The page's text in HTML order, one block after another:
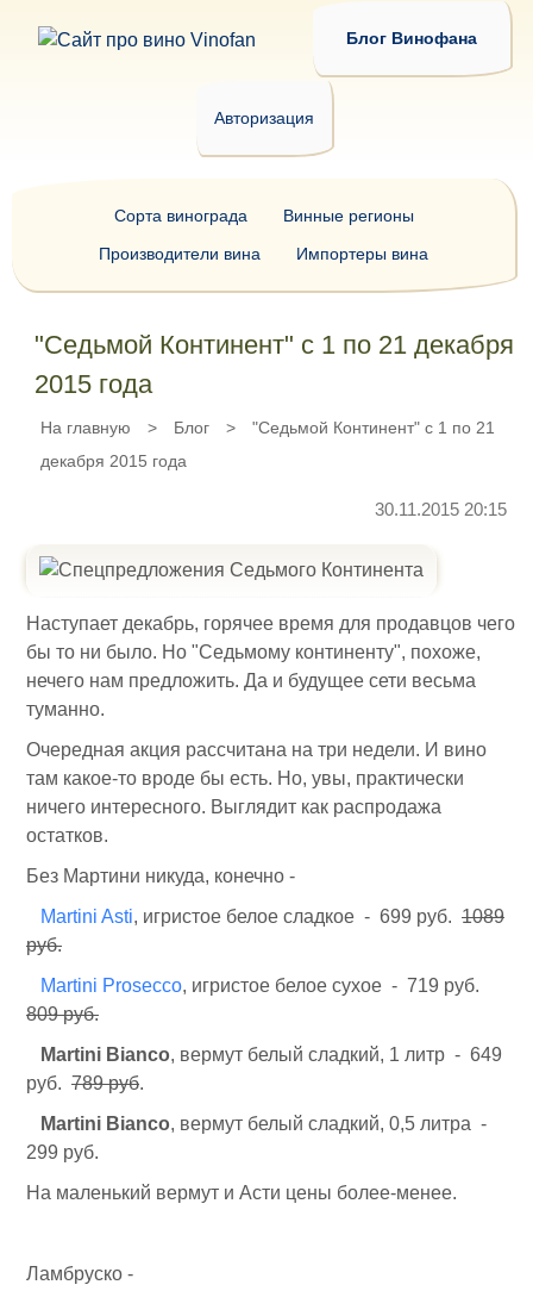
Блог Винофана
Авторизация
"Седьмой Континент" с 1 по 21 декабря
2015 года
На главную > Блог >
"Седьмой Континент" с 1 по 21
декабря 2015 года
30.11.2015 20:15
Наступает декабрь, горячее время для продавцов чего
бы то ни было. Но "Седьмому континенту", похоже,
нечего нам предложить. Да и будущее сети весьма
туманно.
Очередная акция рассчитана на три недели. И вино
там какое-то вроде бы есть. Но, увы, практически
ничего интересного. Выглядит как распродажа
остатков.
Без Мартини никуда, конечно -
Martini Asti, игристое белое сладкое - 699 руб. 1089
руб.
Martini Prosecco, игристое белое сухое - 719 руб.
809 руб.
Martini Bianco, вермут белый сладкий, 1 литр - 649
руб. 789 руб.
Martini Bianco, вермут белый сладкий, 0,5 литра -
299 руб.
На маленький вермут и Асти цены более-менее.
Ламбруско -
Сорта винограда
Винные регионы
Производители вина
Импортеры вина